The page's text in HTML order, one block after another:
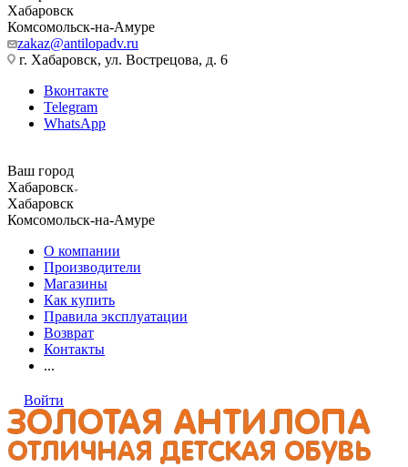
Хабаровск
Комсомольск-на-Амуре
zakaz@antilopadv.ru
г. Хабаровск, ул. Вострецова, д. 6
Вконтакте
Telegram
WhatsApp
Ваш город
Хабаровск
Хабаровск
Комсомольск-на-Амуре
О компании
Производители
Магазины
Как купить
Правила эксплуатации
Возврат
Контакты
...
Войти